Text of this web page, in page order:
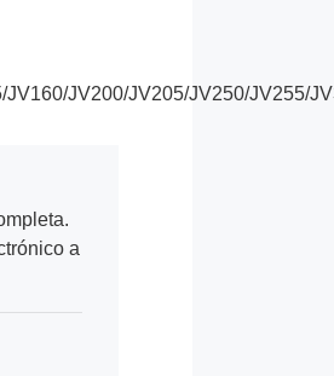
JV200/JV205/JV250/
a